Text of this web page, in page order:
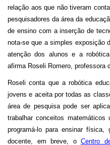
relação aos que não tiveram
pesquisadores da área da
de ensino com a inserção de
nota-se que a simples exposição
atenção dos alunos e a
afirma Roseli Romero, professora
Roseli conta que a robótica
jovens e aceita por todas as
área de pesquisa pode ser
trabalhar conceitos
programá-lo para ensinar física,
docente, em breve, o Centro